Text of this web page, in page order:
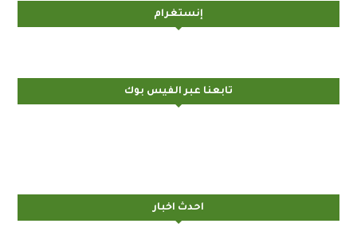
إنستغرام
تابعنا عبر الفيس بوك
احدث اخبار